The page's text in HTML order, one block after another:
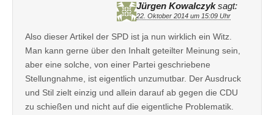
Jürgen Kowalczyk sagt:
22. Oktober 2014 um 15:09 Uhr
Also dieser Artikel der SPD ist ja nun wirklich ein Witz.
Man kann gerne über den Inhalt geteilter Meinung sein,
aber eine solche, von einer Partei geschriebene
Stellungnahme, ist eigentlich unzumutbar. Der Ausdruck
und Stil zielt einzig und allein darauf ab gegen die CDU
zu schießen und nicht auf die eigentliche Problematik.